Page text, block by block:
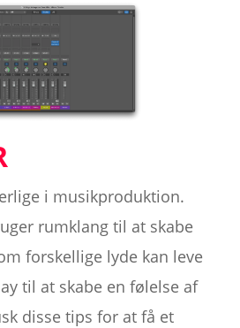
i musikproduktion.
rumklang til at skabe
forskellige lyde kan leve
til at skabe en følelse af
disse tips for at få et